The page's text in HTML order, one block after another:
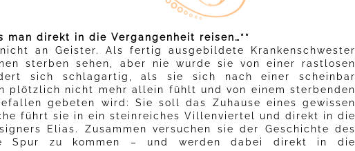
man direkt in die Vergangenheit reisen…**
an Geister. Als fertig ausgebildete Krankenschwester
sterben sehen, aber nie wurde sie von einer rastlosen
sich schlagartig, als sie sich nach einer scheinbar
plötzlich nicht mehr allein fühlt und von einem sterbenden
gebeten wird: Sie soll das Zuhause eines gewissen
führt sie in ein steinreiches Villenviertel und direkt in die
Elias. Zusammen versuchen sie der Geschichte des
Spur zu kommen – und werden dabei direkt in die